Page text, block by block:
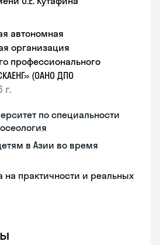
автономная
организация
профессионального
(ОАНО ДПО
г.
по специальности
в Азии во время
на практичности и реальных